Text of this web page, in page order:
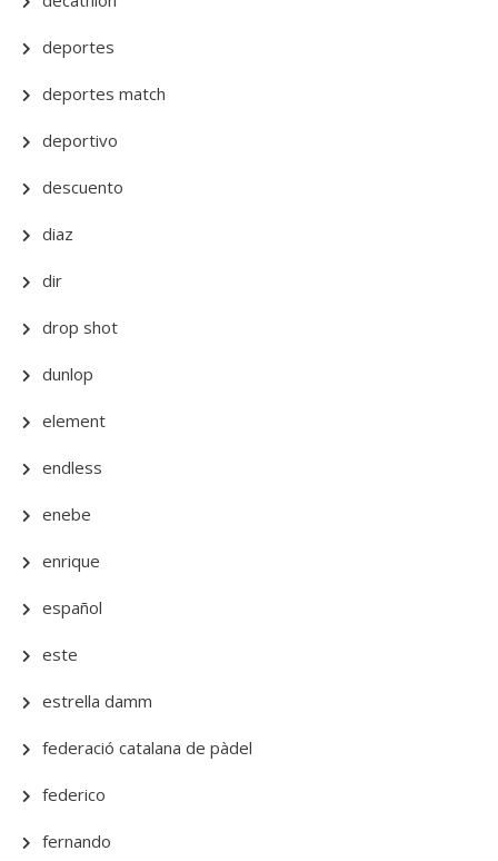
deportes
deportes match
deportivo
descuento
diaz
dir
drop shot
dunlop
element
endless
enebe
enrique
español
este
estrella damm
federació catalana de pàdel
federico
fernando